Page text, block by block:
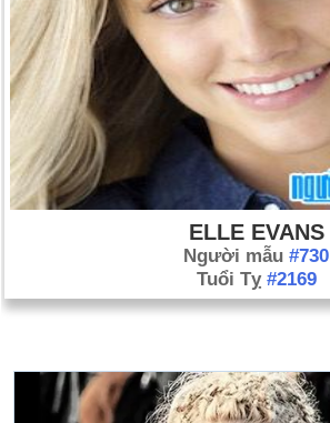
ELLE EVANS
Người mẫu #730
Tuổi Tỵ #2169